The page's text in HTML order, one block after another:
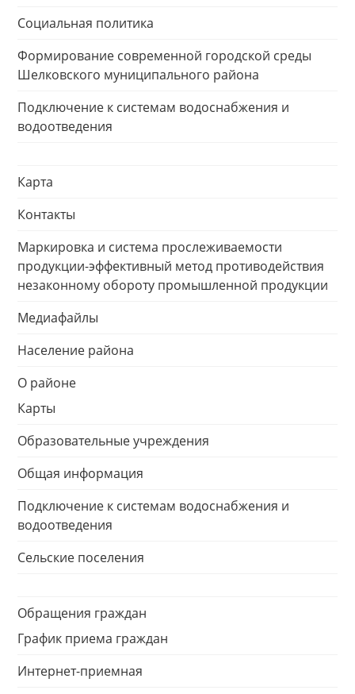
Социальная политика
Формирование современной городской среды
Шелковского муниципального района
Подключение к системам водоснабжения и
водоотведения
Карта
Контакты
Маркировка и система прослеживаемости
продукции-эффективный метод противодействия
незаконному обороту промышленной продукции
Медиафайлы
Население района
О районе
Карты
Образовательные учреждения
Общая информация
Подключение к системам водоснабжения и
водоотведения
Сельские поселения
Обращения граждан
График приема граждан
Интернет-приемная